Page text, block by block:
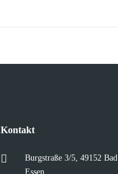
Kontakt
Burgstraße 3/5, 49152 Bad
Essen